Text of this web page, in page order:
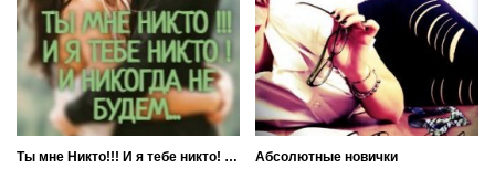
Ты мне Никто!!! И я тебе никто! И никогда не будем... Абсолютные новички